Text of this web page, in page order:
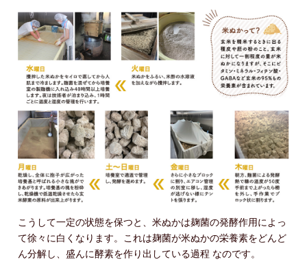
こうして一定の状態を保つと、米ぬかは麹菌の発酵作用によっ
て徐々に白くなります。これは麹菌が米ぬかの栄養素をどんど
ん分解し、盛んに酵素を作り出している過程 なのです。